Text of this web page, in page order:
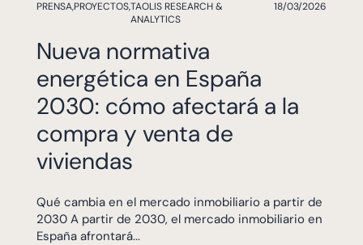
PRENSA,PROYECTOS,TAOLIS RESEARCH &
ANALYTICS
18/03/2026
Nueva normativa
energética en España
2030: cómo afectará a la
compra y venta de
viviendas
Qué cambia en el mercado inmobiliario a partir de
2030 A partir de 2030, el mercado inmobiliario en
España afrontará...